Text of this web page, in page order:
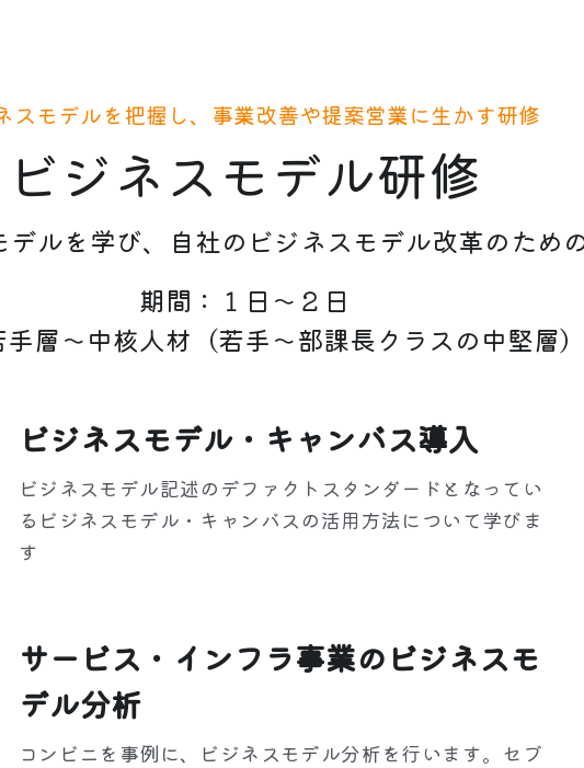
スモデルを把握し、事業改善や提案営業に生かす研修
ビジネスモデル研修
ルを学び、自社のビジネスモデル改革のため
期間：１日〜２日
層〜中核人材（若手〜部課長クラスの中堅層）
ビジネスモデル・キャンバス導入
ビジネスモデル記述のデファクトスタンダードとなってい
るビジネスモデル・キャンバスの活用方法について学びま
す
サービス・インフラ事業のビジネスモ
デル分析
コンビニを事例に、ビジネスモデル分析を行います。セブ